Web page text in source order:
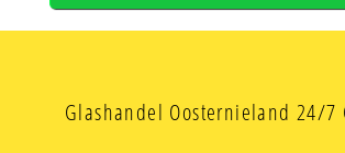
Glashandel Oosternieland 24/7